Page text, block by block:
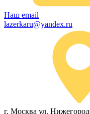
Наш email
lazerkaru@yandex.ru
г. Москва ул.